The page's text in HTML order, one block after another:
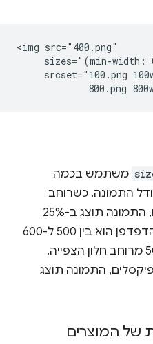
<img src="400.png"
sizes="(min-
srcset="100.png
משתמש בכמה
התמונה. כשרוחב
הדפדפן גדול מ-600 פיקסלים, התמונה תוצג ב-25%
מרוחב חלון הצפייה. כשרוחב הדפדפן הוא בין 500 ל-600
התמונה תוצג ב-50% מרוחב חלון הצפייה.
קטן מ-500 פיקסלים, התמונה תוצג
המוצרים